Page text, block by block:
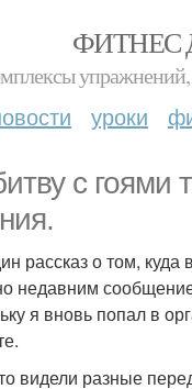
ФИТНЕС
уроки
с гоями
рассказ о том, куда
недавним
я вновь попал в
видели разные